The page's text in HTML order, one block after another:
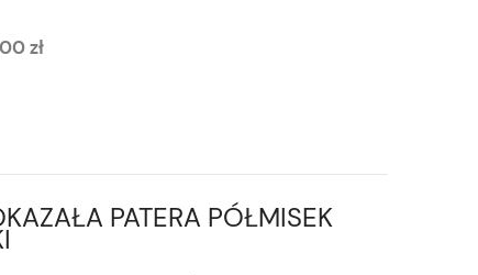
zł
PATERA PÓŁMISEK